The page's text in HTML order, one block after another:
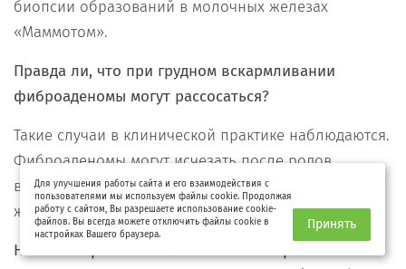
биопсии образований в молочных железах
«Маммотом».
Правда ли, что при грудном вскармливании
фиброаденомы могут рассосаться?
Такие случаи в клинической практике наблюдаются.
Фиброаденомы могут исчезать после родов
вследствие перестройки гормонального фона
женщины независимо от грудного вскармливания.
На маммограмме нашли очаговое образование
Для улучшения работы сайта и его взаимодействия с
пользователями мы используем файлы cookie. Продолжая
работу с сайтом, Вы разрешаете использование cookie-
файлов. Вы всегда можете отключить файлы cookie в
настройках Вашего браузера.
Принять